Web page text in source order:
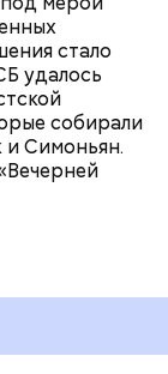
стало
удалось
собирали
и Симоньян.